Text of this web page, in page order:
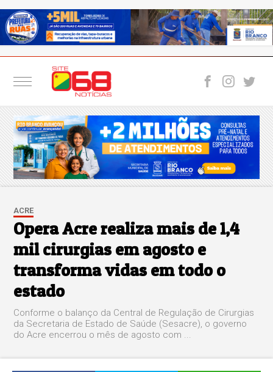
ACRE
Opera Acre realiza mais de 1,4
mil cirurgias em agosto e
transforma vidas em todo o
estado
Conforme o balanço da Central de Regulação de Cirurgias
da Secretaria de Estado de Saúde (Sesacre), o governo
do Acre encerrou o mês de agosto com ...